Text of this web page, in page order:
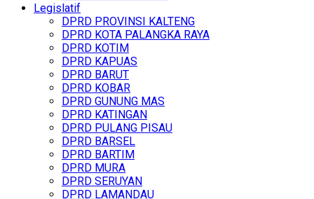
Legislatif
DPRD PROVINSI KALTENG
DPRD KOTA PALANGKA RAYA
DPRD KOTIM
DPRD KAPUAS
DPRD BARUT
DPRD KOBAR
DPRD GUNUNG MAS
DPRD KATINGAN
DPRD PULANG PISAU
DPRD BARSEL
DPRD BARTIM
DPRD MURA
DPRD SERUYAN
DPRD LAMANDAU